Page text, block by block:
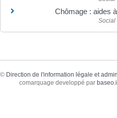
Chômage : aides
Social
© Direction de l'information légale et
comarquage developpé par